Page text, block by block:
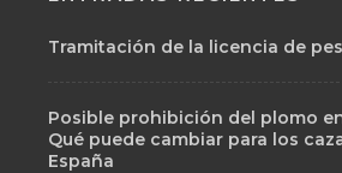
Tramitación de la licencia de
Posible prohibición del plomo
Qué puede cambiar para los
España